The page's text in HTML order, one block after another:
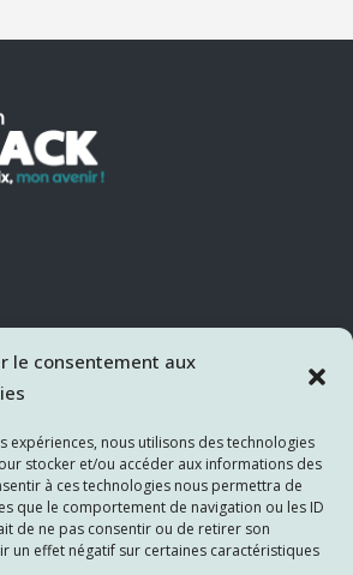
le consentement aux
expériences, nous utilisons des technologies
stocker et/ou accéder aux informations des
à ces technologies nous permettra de
que le comportement de navigation ou les ID
de ne pas consentir ou de retirer son
un effet négatif sur certaines caractéristiques
sur les